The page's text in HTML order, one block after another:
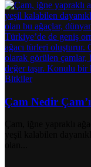
Bitkiler
Çam Nedir